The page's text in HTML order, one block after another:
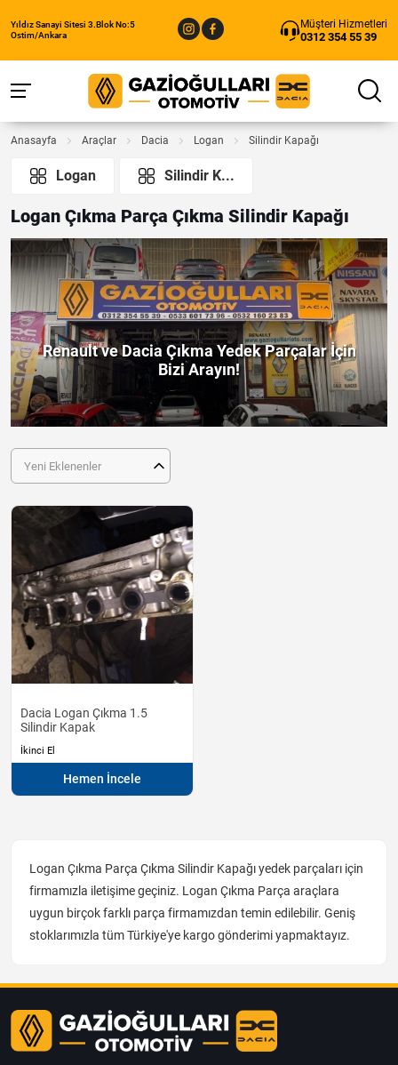
Yıldız Sanayi Sitesi 3.Blok No:5
Ostim/Ankara
Müşteri Hizmetleri
0312 354 55 39
Anasayfa Araçlar Dacia Logan Silindir Kapağı
Logan Silindir K...
Logan Çıkma Parça Çıkma Silindir Kapağı
Renault ve Dacia Çıkma Yedek Parçalar İçin
Bizi Arayın!
Yeni Eklenenler
Dacia Logan Çıkma 1.5
Silindir Kapak
İkinci El
Hemen İncele
Logan Çıkma Parça Çıkma Silindir Kapağı yedek parçaları için
firmamızla iletişime geçiniz. Logan Çıkma Parça araçlara
uygun birçok farklı parça firmamızdan temin edilebilir. Geniş
stoklarımızla tüm Türkiye'ye kargo gönderimi yapmaktayız.